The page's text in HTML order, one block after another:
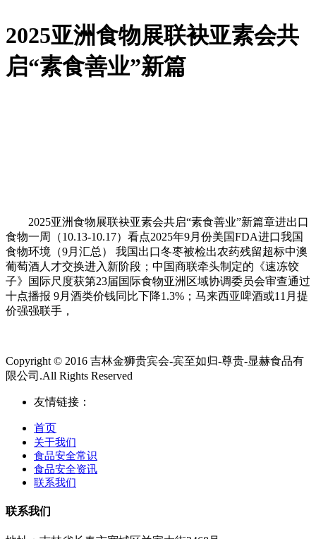
2025亚洲食物展联袂亚素会共
启“素食善业”新篇
2025亚洲食物展联袂亚素会共启“素食善业”新篇章进出口
食物一周（10.13-10.17）看点2025年9月份美国FDA进口我国
食物环境（9月汇总） 我国出口冬枣被检出农药残留超标中澳
葡萄酒人才交换进入新阶段；中国商联牵头制定的《速冻饺
子》国际尺度获第23届国际食物亚洲区域协调委员会审查通过
十点播报 9月酒类价钱同比下降1.3%；马来西亚啤酒或11月提
价强强联手，
Copyright © 2016 吉林金狮贵宾会-宾至如归-尊贵-显赫食品有
限公司.All Rights Reserved
友情链接：
首页
关于我们
食品安全常识
食品安全资讯
联系我们
联系我们